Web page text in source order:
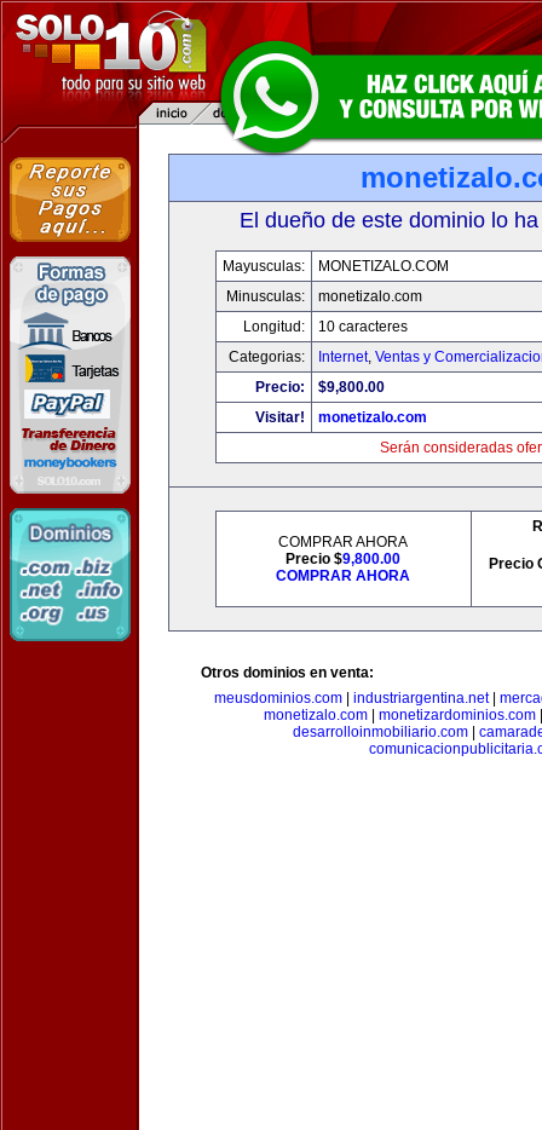
El dueño de este dominio lo
Mayusculas:
MONETIZALO.COM
Minusculas:
monetizalo.com
Longitud:
10 caracteres
Categorias:
Internet, Ventas y
Precio:
$9,800.00
Visitar!
monetizalo.com
Serán consideradas
COMPRAR AHORA
Precio $9,800.00
COMPRAR AHORA
Precio
Otros dominios en venta:
meusdominios.com| industriargentina.net|
monetizalo.com| monetizardominios.com
desarrolloinmobiliario.com